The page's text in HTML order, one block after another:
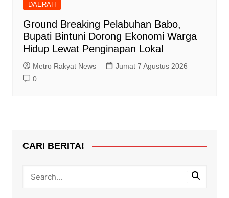
DAERAH
Ground Breaking Pelabuhan Babo,
Bupati Bintuni Dorong Ekonomi Warga
Hidup Lewat Penginapan Lokal
Metro Rakyat News
Jumat 7 Agustus 2026
0
CARI BERITA!